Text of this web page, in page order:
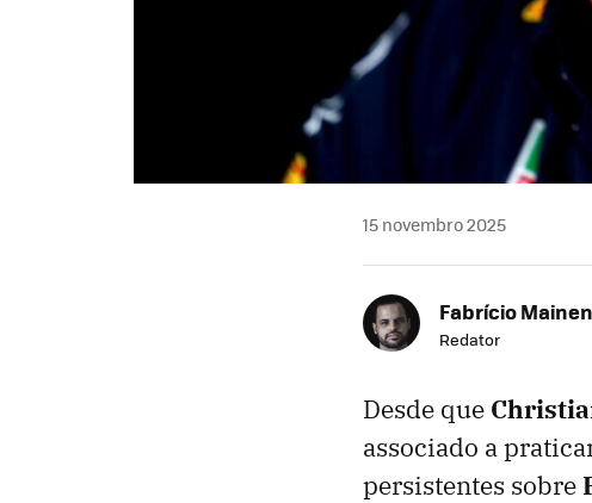
15 novembro 2025
Fabrício
Redator
Desde que
associado a
persistentes sobre